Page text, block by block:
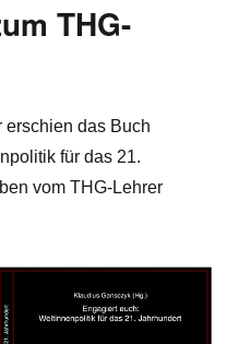
THG-
erschien das Buch
für das 21.
vom THG-Lehrer